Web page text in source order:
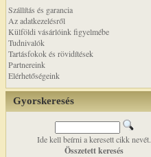
Szállítás és garancia
Az adatkezelésről
Külföldi vásárlóink figyelmébe
Tudnivalók
Tartásfokok és rövidítések
Partnereink
Elérhetőségeink
Gyorskeresés
Ide kell beírni a keresett cikk nevét.
Összetett keresés